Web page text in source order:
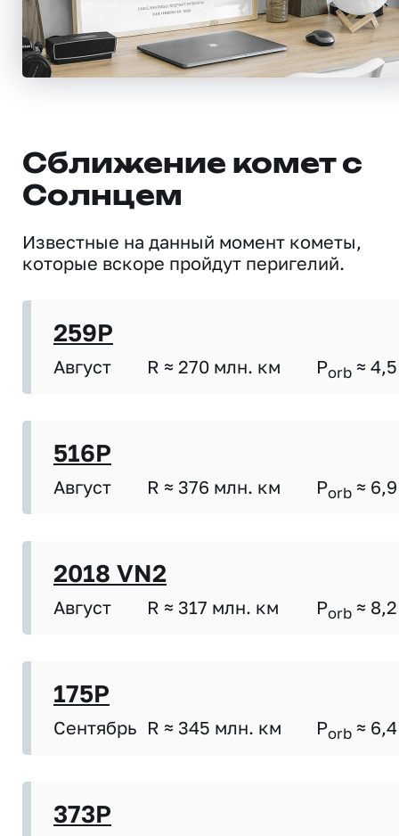
Сближение комет с
Солнцем
Известные на данный момент кометы,
которые вскоре пройдут перигелий.
259P
Август R ≈ 270 млн. км Porb ≈ 4,5
516P
Август R ≈ 376 млн. км Porb ≈ 6,9
2018 VN2
Август R ≈ 317 млн. км Porb ≈ 8,2
175P
Сентябрь R ≈ 345 млн. км Porb ≈ 6,4
373P